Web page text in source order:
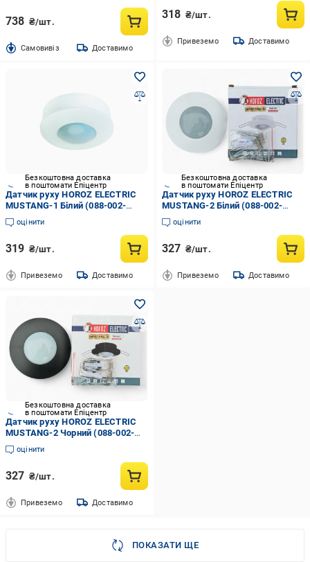
738 ₴/шт.
Cамовивіз Доставимо
318 ₴/шт.
Привеземо Доставимо
Безкоштовна доставка
в поштомати Епіцентр
Датчик руху HOROZ ELECTRIC
MUSTANG-1 Білий (088-002-
0001-010)
оцінити
319 ₴/шт.
Привеземо Доставимо
Безкоштовна доставка
в поштомати Епіцентр
Датчик руху HOROZ ELECTRIC
MUSTANG-2 Білий (088-002-
0002-010)
оцінити
327 ₴/шт.
Привеземо Доставимо
Безкоштовна доставка
в поштомати Епіцентр
Датчик руху HOROZ ELECTRIC
MUSTANG-2 Чорний (088-002-
0002-020)
оцінити
327 ₴/шт.
Привеземо Доставимо
ПОКАЗАТИ ЩЕ